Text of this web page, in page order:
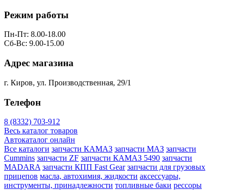
Режим работы
Пн-Пт: 8.00-18.00
Сб-Вс: 9.00-15.00
Адрес магазина
г. Киров, ул. Производственная, 29/1
Телефон
8 (8332) 703-912
Весь каталог товаров
Автокаталог онлайн
Все каталоги запчасти КАМАЗ запчасти МАЗ запчасти
Cummins запчасти ZF запчасти КАМАЗ 5490 запчасти
MADARA запчасти КПП Fast Gear запчасти для грузовых
прицепов масла, автохимия, жидкости аксессуары,
инструменты, принадлежности топливные баки рессоры